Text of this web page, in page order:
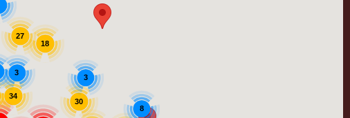
34
27
18
30
3
8
3